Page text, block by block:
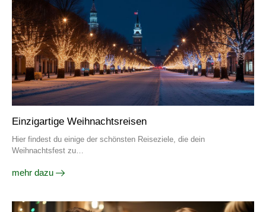
Einzigartige Weihnachtsreisen
Hier findest du einige der schönsten Reiseziele, die dein
Weihnachtsfest zu…
mehr dazu